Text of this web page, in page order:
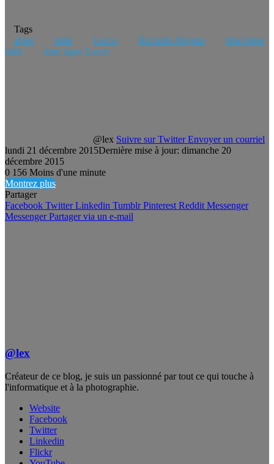
Tags
alpes
italie Lecco Riccardo Mojana
time lapse
italie
time lapse Lecco
@lex Suivre sur Twitter Envoyer un courriel
lundi 21 décembre 2015Dernière mise à jour: dimanche 20
décembre 2015
0 156 Moins d'une minute
Montrez plus
Partager
Facebook Twitter Linkedin Tumblr Pinterest Reddit Messenger
Messenger Partager via un e-mail
@lex
Créateur de ce blog, je suis un passionné par tout ce qui touche à
l'informatique et à la photographie.
Website
Facebook
Twitter
Linkedin
Flickr